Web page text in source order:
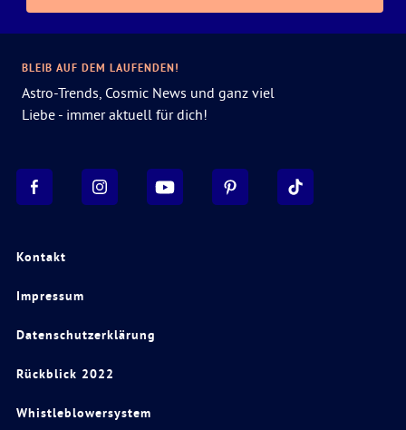
Kontakt
Impressum
Datenschutzerklärung
Rückblick 2022
Whistleblowersystem
BLEIB AUF DEM LAUFENDEN!
Astro-Trends, Cosmic News und ganz viel
Liebe - immer aktuell für dich!